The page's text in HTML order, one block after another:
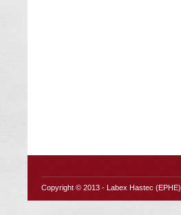
Copyright © 2013 - Labex Hastec (EPHE)